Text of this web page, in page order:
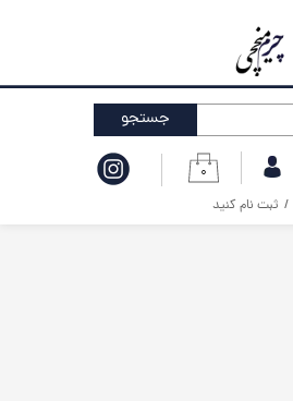
۰
/ ثبت نام کنید
جستجو